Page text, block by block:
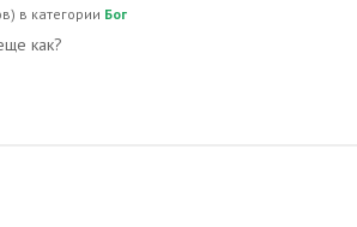
в категории Бог
как?